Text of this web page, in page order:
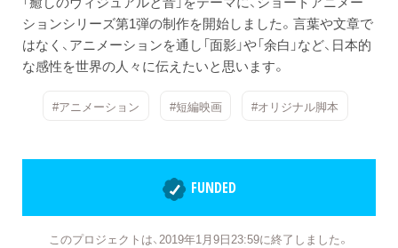
ションシリーズ第1弾の制作を開始しました。言葉や文章で
はなく、アニメーションを通し「面影」や「余白」など、日本的
な感性を世界の人々に伝えたいと思います。
#アニメーション #短編映画 #オリジナル脚本
FUNDED
このプロジェクトは、2019年1月9日23:59に終了しました。